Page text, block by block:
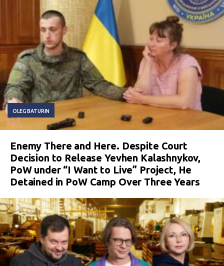
OLEG BATURIN
Enemy There and Here. Despite Court
Decision to Release Yevhen Kalashnykov,
PoW under “I Want to Live” Project, He
Detained in PoW Camp Over Three Years